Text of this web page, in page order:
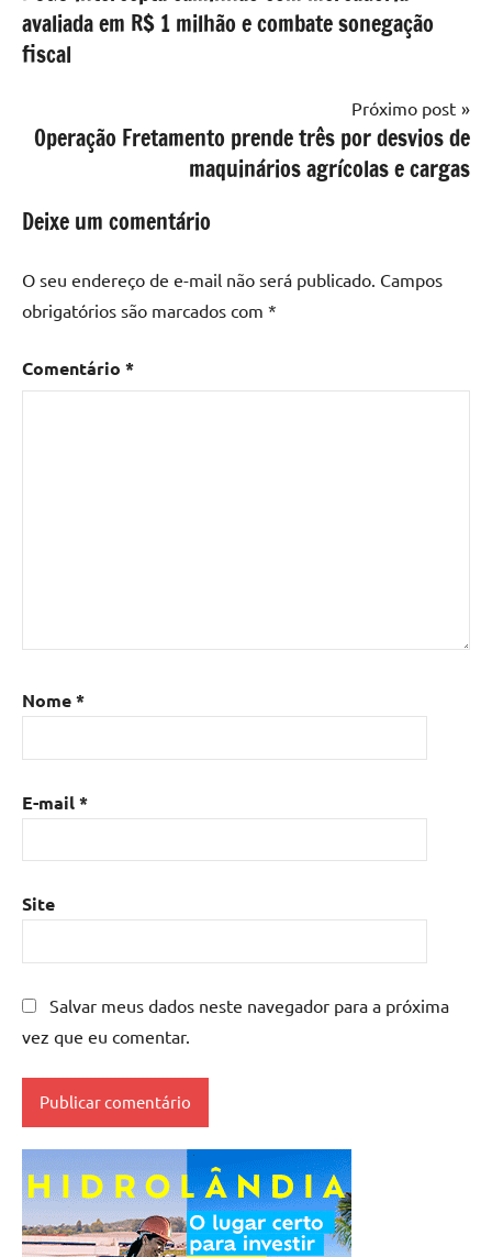
Post
avaliada em R$ 1 milhão e combate sonegação
fiscal
Próximo post
Operação Fretamento prende três por desvios de
maquinários agrícolas e cargas
Deixe um comentário
O seu endereço de e-mail não será publicado. Campos
obrigatórios são marcados com *
Comentário *
Nome*
E-mail*
Site
Salvar meus dados neste navegador para a próxima
vez que eu comentar.